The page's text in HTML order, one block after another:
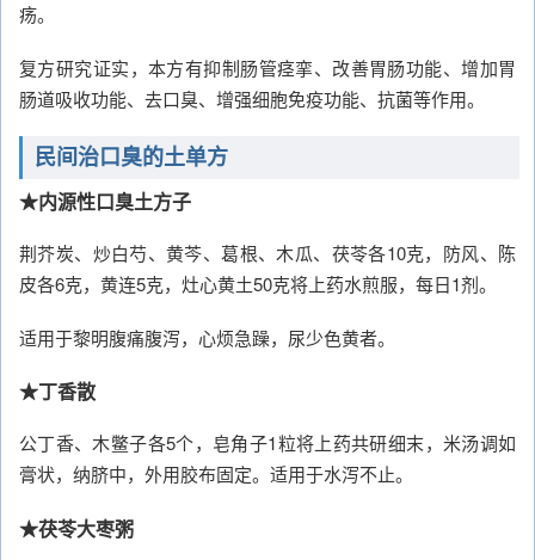
疡。
复方研究证实，本方有抑制肠管痉挛、改善胃肠功能、增加胃
肠道吸收功能、去口臭、增强细胞免疫功能、抗菌等作用。
民间治口臭的土单方
★内源性口臭土方子
荆芥炭、炒白芍、黄芩、葛根、木瓜、茯苓各10克，防风、陈
皮各6克，黄连5克，灶心黄土50克将上药水煎服，每日1剂。
适用于黎明腹痛腹泻，心烦急躁，尿少色黄者。
★丁香散
公丁香、木鳖子各5个，皂角子1粒将上药共研细末，米汤调如
膏状，纳脐中，外用胶布固定。适用于水泻不止。
★茯苓大枣粥